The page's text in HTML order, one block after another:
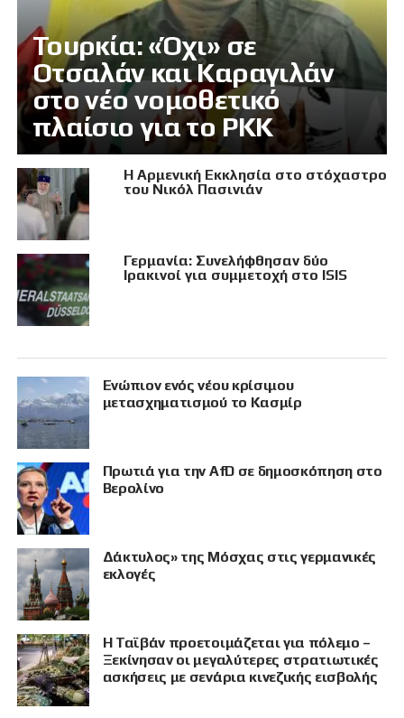
Τουρκία: «Όχι» σε
Οτσαλάν και Καραγιλάν
στο νέο νομοθετικό
πλαίσιο για το PKK
Η Αρμενική Εκκλησία στο στόχαστρο
του Νικόλ Πασινιάν
Γερμανία: Συνελήφθησαν δύο
Ιρακινοί για συμμετοχή στο ISIS
Eνώπιον ενός νέου κρίσιμου
μετασχηματισμού το Κασμίρ
Πρωτιά για την AfD σε δημοσκόπηση στο
Βερολίνο
Δάκτυλος» της Μόσχας στις γερμανικές
εκλογές
Η Ταϊβάν προετοιμάζεται για πόλεμο –
Ξεκίνησαν οι μεγαλύτερες στρατιωτικές
ασκήσεις με σενάρια κινεζικής εισβολής